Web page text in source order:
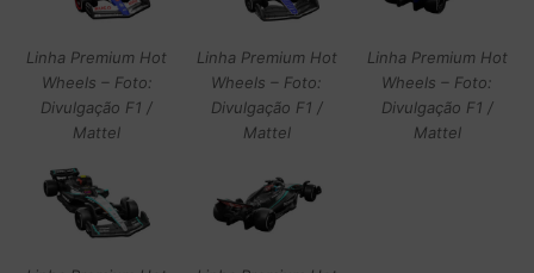
Linha Premium Hot
Wheels – Foto:
Divulgação F1 /
Mattel
Linha Premium Hot
Wheels – Foto:
Divulgação F1 /
Mattel
Linha Premium Hot
Wheels – Foto:
Divulgação F1 /
Mattel